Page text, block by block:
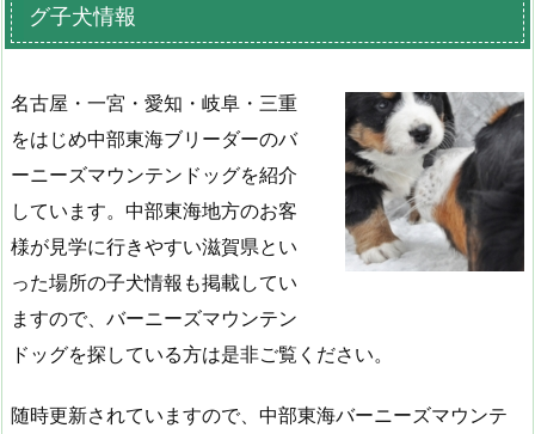
グ子犬情報
名古屋・一宮・愛知・岐阜・三重
をはじめ中部東海ブリーダーのバ
ーニーズマウンテンドッグを紹介
しています。中部東海地方のお客
様が見学に行きやすい滋賀県とい
った場所の子犬情報も掲載してい
ますので、バーニーズマウンテン
ドッグを探している方は是非ご覧ください。
随時更新されていますので、中部東海バーニーズマウンテ